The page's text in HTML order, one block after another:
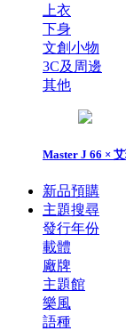
上衣
下身
文創小物
3C及周邊
其他
Master J 66 ×
新品預購
主題搜尋
發行年份
載體
廠牌
主題館
樂風
語種